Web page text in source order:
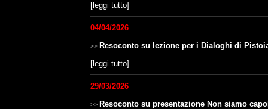
[leggi tutto]
04/04/2026
>> Resoconto su lezione per i Dialoghi di
[leggi tutto]
29/03/2026
>> Resoconto su presentazione Non siamo